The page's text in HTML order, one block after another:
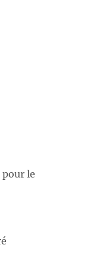
pour le